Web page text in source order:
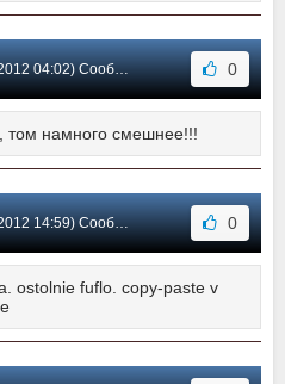
04:02) Сообщение #9 0
том намного смешнее!!!
14:59) Сообщение #8 0
ostolnie fuflo. copy-paste v